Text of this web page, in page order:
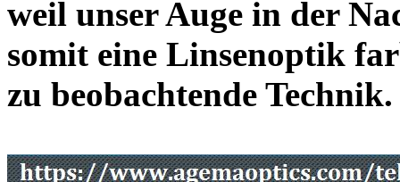
weil unser Auge in der
somit eine Linsenoptik
zu beobachtende